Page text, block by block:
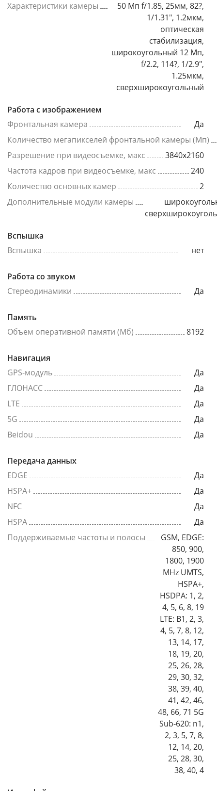
Характеристики камеры
50 Мп f/1.85, 25мм, 82?,
1/1.31", 1.2мкм,
оптическая
стабилизация,
широкоугольный 12 Мп,
f/2.2, 114?, 1/2.9",
1.25мкм,
сверхширокоугольный
Работа с изображением
Фронтальная камера
Да
Количество мегапикселей фронтальной камеры (Мп)
Разрешение при видеосъемке, макс
3840x2160
Частота кадров при видеосъемке, макс
240
Количество основных камер
2
Дополнительные модули камеры
Вспышка
Вспышка
нет
Работа со звуком
Стереодинамики
Да
Память
Объем оперативной памяти (Мб)
8192
Навигация
GPS-модуль
Да
ГЛОНАСС
Да
LTE
Да
5G
Да
Beidou
Да
Передача данных
EDGE
Да
HSPA+
Да
NFC
Да
HSPA
Да
Поддерживаемые частоты и полосы
GSM, EDGE:
850, 900,
1800, 1900
MHz UMTS,
HSPA+,
HSDPA: 1, 2,
4, 5, 6, 8, 19
LTE: B1, 2, 3,
4, 5, 7, 8, 12,
13, 14, 17,
18, 19, 20,
25, 26, 28,
29, 30, 32,
38, 39, 40,
41, 42, 46,
48, 66, 71 5G
Sub-620: n1,
2, 3, 5, 7, 8,
12, 14, 20,
25, 28, 30,
38, 40, 4